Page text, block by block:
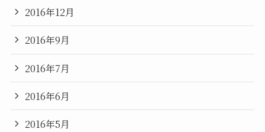
2016年12月
2016年9月
2016年7月
2016年6月
2016年5月